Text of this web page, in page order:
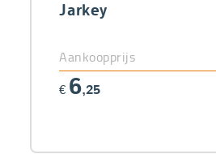
Jarkey
Aankoopprijs
€ 6,25